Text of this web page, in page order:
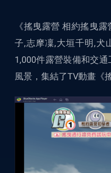
《搖曳露營 相約搖曳
子,志摩凜,大垣千明,犬
1,000件露營裝備和交
風景，集結了TV動畫《